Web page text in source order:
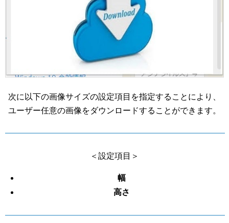
次に以下の画像サイズの設定項目を指定することにより、
ユーザー任意の画像をダウンロードすることができます。
＜設定項目＞
幅
高さ